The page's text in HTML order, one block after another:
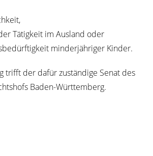
Tätigkeit im Ausland oder
minderjähriger Kinder.
trifft der dafür zuständige Senat des
Baden-Württemberg.